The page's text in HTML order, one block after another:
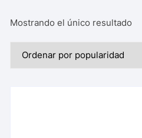
Mostrando el único resultado